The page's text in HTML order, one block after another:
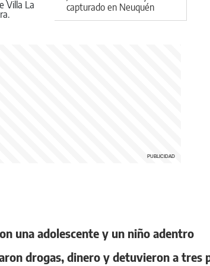
capturado en Neuquén
una adolescente y un niño adentro
drogas, dinero y detuvieron a tres